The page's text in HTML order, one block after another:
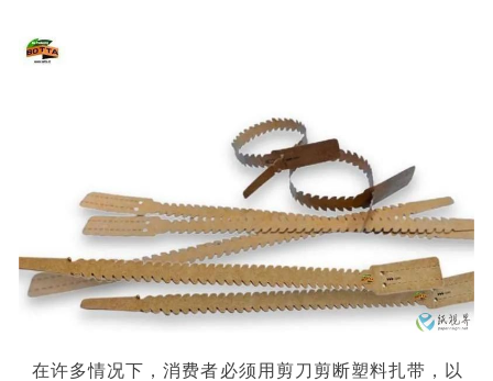
许多情况下，消费者必须用剪刀剪断塑料扎带，以